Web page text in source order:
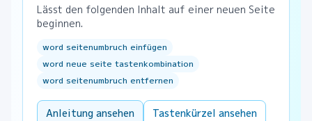
Lässt den folgenden Inhalt auf einer neuen Seite
beginnen.
word seitenumbruch einfügen
word neue seite tastenkombination
word seitenumbruch entfernen
Anleitung ansehen Tastenkürzel ansehen